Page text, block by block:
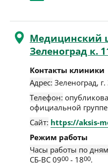
Медицинский
Зеленоград к.
Контакты клиники
Адрес: Зеленоград,
Телефон:
официальной группе
Сайт: https://aksis-
Режим работы
Часы работы по
СБ-ВС 0900 - 1800.